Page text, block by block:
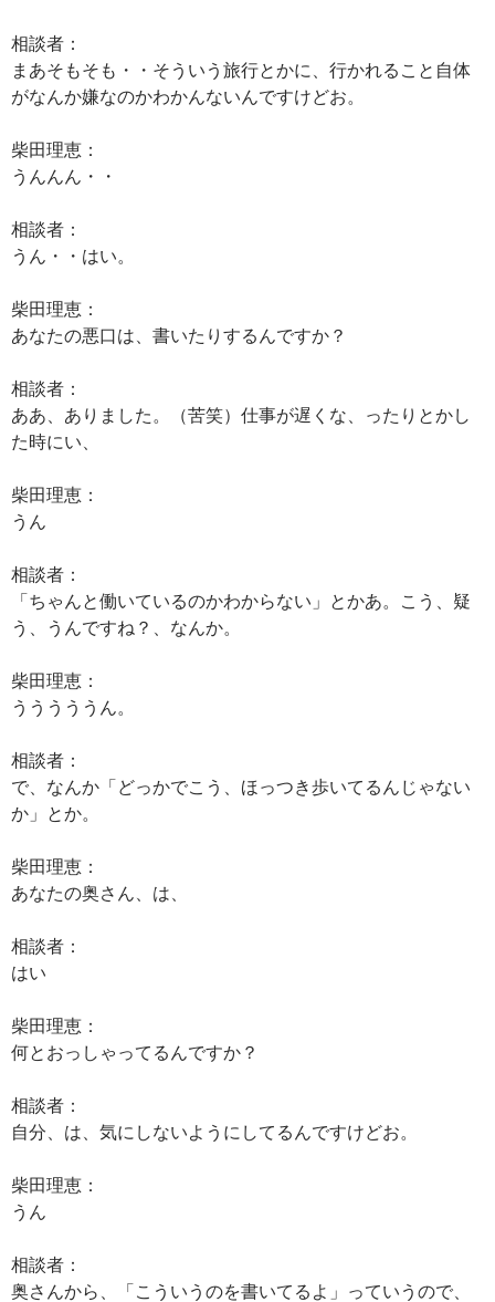
相談者：
まあそもそも・・そういう旅行とかに、行かれること自体
がなんか嫌なのかわかんないんですけどお。
柴田理恵：
うんんん・・
相談者：
うん・・はい。
柴田理恵：
あなたの悪口は、書いたりするんですか？
相談者：
ああ、ありました。（苦笑）仕事が遅くな、ったりとかし
た時にい、
柴田理恵：
うん
相談者：
「ちゃんと働いているのかわからない」とかあ。こう、疑
う、うんですね？、なんか。
柴田理恵：
うううううん。
相談者：
で、なんか「どっかでこう、ほっつき歩いてるんじゃない
か」とか。
柴田理恵：
あなたの奥さん、は、
相談者：
はい
柴田理恵：
何とおっしゃってるんですか？
相談者：
自分、は、気にしないようにしてるんですけどお。
柴田理恵：
うん
相談者：
奥さんから、「こういうのを書いてるよ」っていうので、